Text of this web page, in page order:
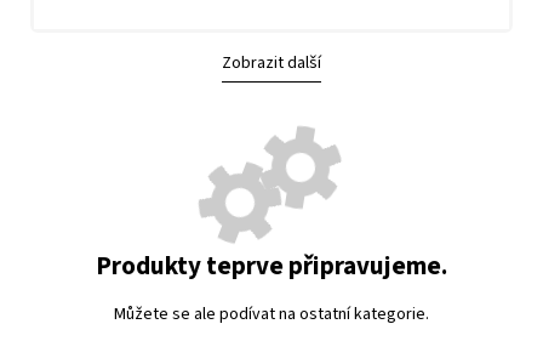
Zobrazit další
Produkty teprve připravujeme.
Můžete se ale podívat na ostatní kategorie.